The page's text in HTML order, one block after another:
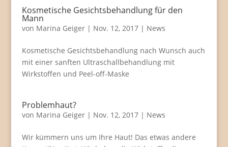
Kosmetische Gesichtsbehandlung für den
Mann
von Marina Geiger| Nov. 12, 2017| News
Kosmetische Gesichtsbehandlung nach Wunsch auch
mit einer sanften Ultraschallbehandlung mit
Wirkstoffen und Peel-off-Maske
Problemhaut?
von Marina Geiger| Nov. 12, 2017| News
Wir kümmern uns um Ihre Haut! Das etwas andere